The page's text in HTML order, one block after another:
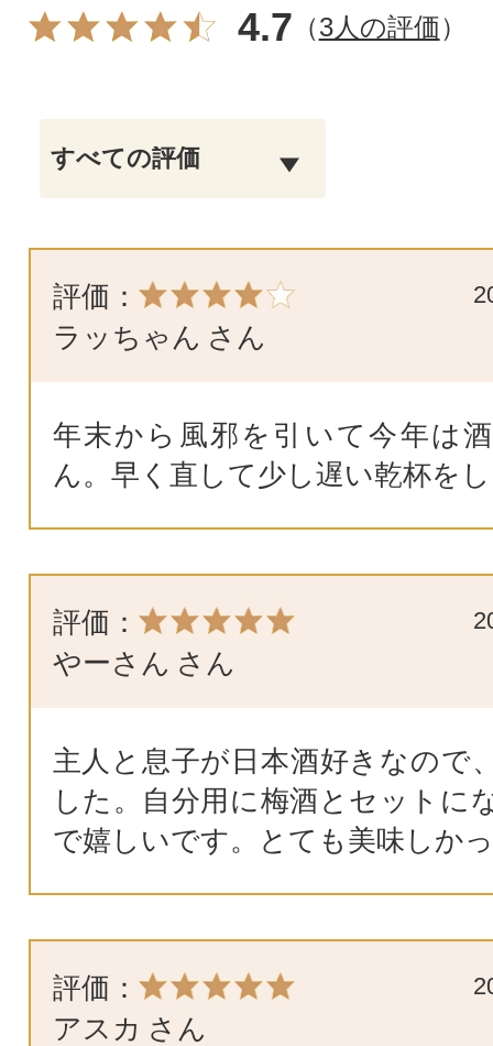
4.7 （3人の評価）
評価：
ラッちゃん さん
年末から風邪を引いて今年は
ん。早く直して少し遅い乾杯を
評価：
やーさん さん
主人と息子が日本酒好きなので
した。自分用に梅酒とセットに
で嬉しいです。とても美味しか
評価：
アスカ さん